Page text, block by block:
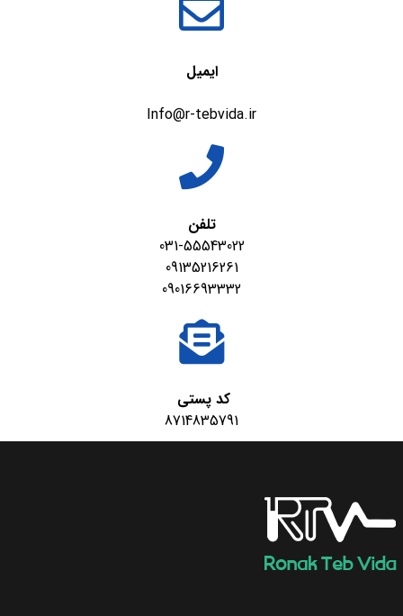
ایمیل
Info@r-tebvida.ir
تلفن
031-55543022
09135216261
09016693332
کد پستی
8714835791